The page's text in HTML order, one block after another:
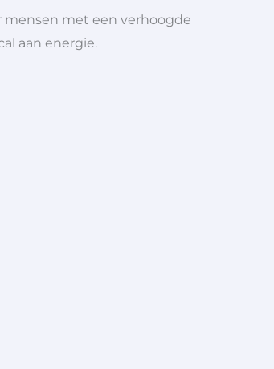
mensen met een verhoogde
aan energie.